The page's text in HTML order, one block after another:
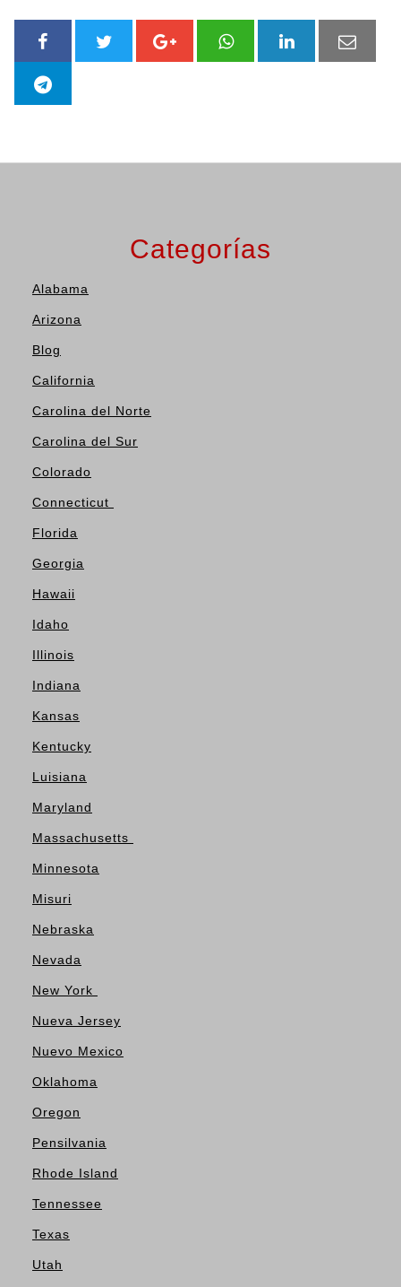
Categorías
Alabama
Arizona
Blog
California
Carolina del Norte
Carolina del Sur
Colorado
Connecticut
Florida
Georgia
Hawaii
Idaho
Illinois
Indiana
Kansas
Kentucky
Luisiana
Maryland
Massachusetts
Minnesota
Misuri
Nebraska
Nevada
New York
Nueva Jersey
Nuevo Mexico
Oklahoma
Oregon
Pensilvania
Rhode Island
Tennessee
Texas
Utah